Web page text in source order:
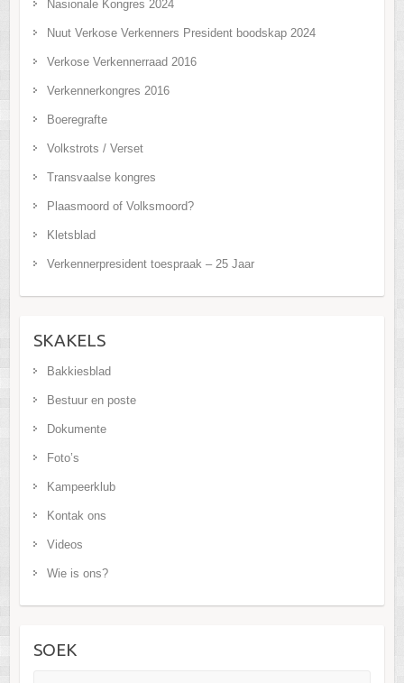
Nasionale Kongres 2024
Nuut Verkose Verkenners President boodskap 2024
Verkose Verkennerraad 2016
Verkennerkongres 2016
Boeregrafte
Volkstrots / Verset
Transvaalse kongres
Plaasmoord of Volksmoord?
Kletsblad
Verkennerpresident toespraak – 25 Jaar
SKAKELS
Bakkiesblad
Bestuur en poste
Dokumente
Foto’s
Kampeerklub
Kontak ons
Videos
Wie is ons?
SOEK